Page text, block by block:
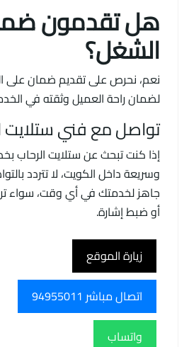
هل تقدمون
الشغل؟
نعم، نحرص على تقديم ضمان على
لضمان راحة العميل وثقته في
تواصل مع فني ستلايت
إذا كنت تبحث عن ستلايت الرحاب
وسريعة داخل الكويت، لا تتردد
جاهز لخدمتك في أي وقت، سواء
أو ضبط إشارة.
زيارة الموقع
اتصال مباشر 94955011
واتساب